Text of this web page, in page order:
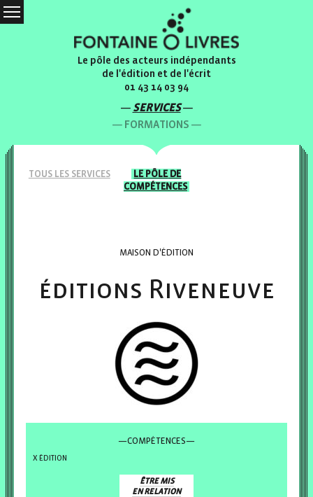
Le pôle des acteurs indépendants
de l'édition et de l'écrit
01 43 14 03 94
SERVICES
FORMATIONS
TOUS LES SERVICES LE PÔLEDE
COMPÉTENCES
MAISON D'ÉDITION
éditions Riveneuve
—COMPÉTENCES—
ÉDITION
ÊTRE MIS
EN RELATION